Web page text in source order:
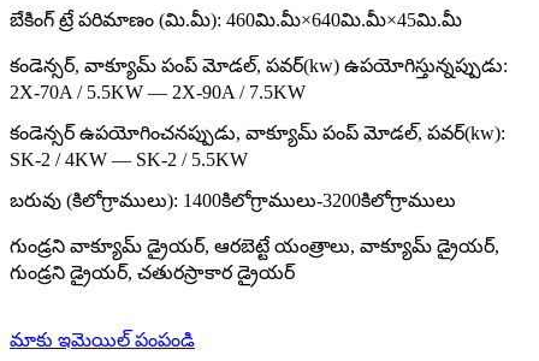
బేకింగ్ ట్రే పరిమాణం (మి.మీ): 460మి.మీ×640మి.మీ×45మి.మీ
కండెన్సర్, వాక్యూమ్ పంప్ మోడల్, పవర్(kw) ఉపయోగిస్తున్నప్పుడు:
2X-70A / 5.5KW — 2X-90A / 7.5KW
కండెన్సర్ ఉపయోగించనప్పుడు, వాక్యూమ్ పంప్ మోడల్, పవర్(kw):
SK-2 / 4KW — SK-2 / 5.5KW
బరువు (కిలోగ్రాములు): 1400కిలోగ్రాములు-3200కిలోగ్రాములు
గుండ్రని వాక్యూమ్ డ్రైయర్, ఆరబెట్టే యంత్రాలు, వాక్యూమ్ డ్రైయర్,
గుండ్రని డ్రైయర్, చతురస్రాకార డ్రైయర్
మాకు ఇమెయిల్ పంపండి